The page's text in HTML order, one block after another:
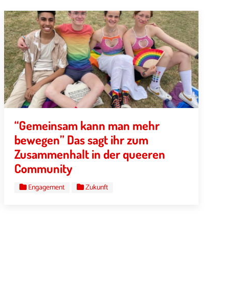
“Gemeinsam kann man mehr
bewegen” Das sagt ihr zum
Zusammenhalt in der queeren
Community
Engagement Zukunft